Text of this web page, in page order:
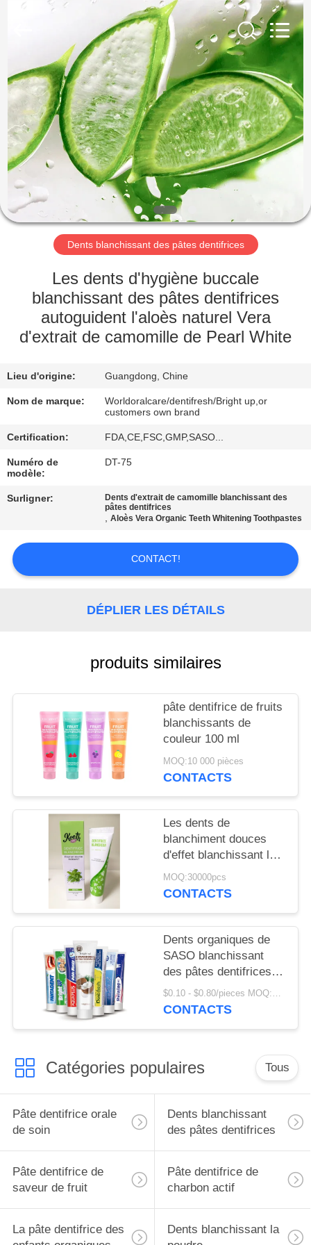
MAISON
PRODUITS
VIDÉOS
AU
SUJET
NOUS
VISITE
D'USINE
CONTRÔLE
DE
QUALITÉ
CONTACTEZ-
NOUS
DEMANDEZ
UNE
CITATION
POLITIQUE
MATIÈRE
PROTECTION
PRIVÉE
Reserved.
Dents blanchissant des pâtes dentifrices
Les dents d'hygiène buccale
blanchissant des pâtes dentifrices
autoguident l'aloès naturel Vera
d'extrait de camomille de Pearl White
Lieu d'origine: Guangdong, Chine
Nom de marque:
Worldoralcare/dentifresh/Bright up,or
customers own brand
Certification: FDA,CE,FSC,GMP,SASO...
Numéro de
modèle:
DT-75
Surligner:
Dents d'extrait de camomille blanchissant des
pâtes dentifrices
,Aloès Vera Organic Teeth Whitening Toothpastes
CONTACT!
DÉPLIER LES DÉTAILS
produits similaires
pâte dentifrice de fruits
blanchissants de
couleur 100 ml
MOQ:10 000 pièces
CONTACTS
Les dents de
blanchiment douces
d'effet blanchissant le
soin oral de pâtes
dentifrices
dentaires
MOQ:30000pcs
CONTACTS
Dents organiques de
SASO blanchissant
des pâtes dentifrices
Crystal Anti Cavity
coloré
$0.10 - $0.80/pieces MOQ:500 morceaux
CONTACTS
Catégories populaires Tous
Pâte dentifrice orale
de soin
Dents blanchissant
des pâtes dentifrices
Pâte dentifrice de
saveur de fruit
Pâte dentifrice de
charbon actif
La pâte dentifrice des
Dents blanchissant la